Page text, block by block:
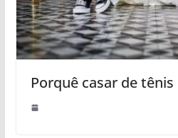
Porquê casar de tênis